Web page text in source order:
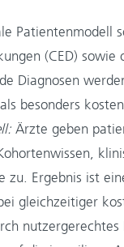
Patientenmodell
(CED)
Diagnosen
besonders
Ärzte geben
zu. Ergebnis ist
gleichzeitiger